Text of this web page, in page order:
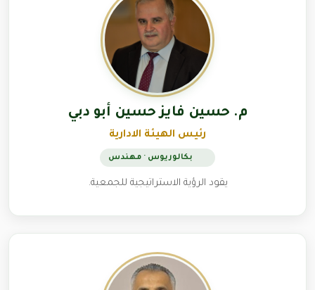
م. حسين فايز حسين أبو دبي
رئيس الهيئة الادارية
بكالوريوس · مهندس
يقود الرؤية الاستراتيجية للجمعية.